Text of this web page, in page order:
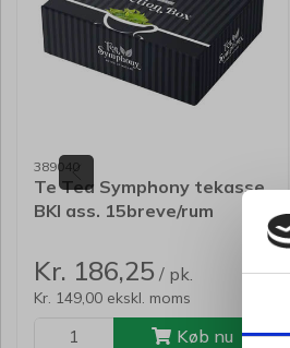
389040
Te Tea Symphony tekasse
BKI ass. 15breve/rum
Kr. 186,25 / pk.
Kr. 149,00 ekskl. moms
Køb nu